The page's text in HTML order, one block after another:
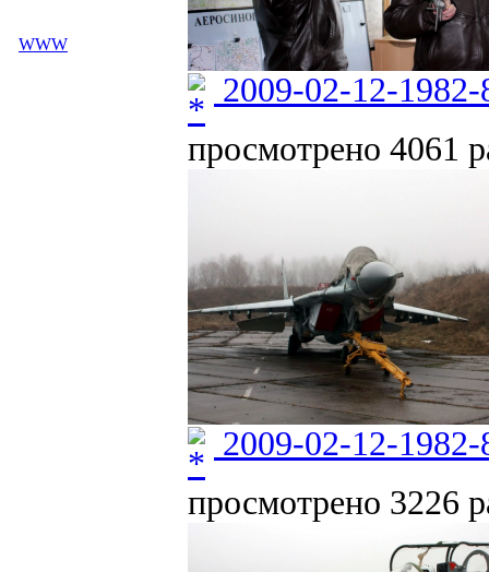
WWW
2009-02-12-
просмотрено 4061
2009-02-12-
просмотрено 3226